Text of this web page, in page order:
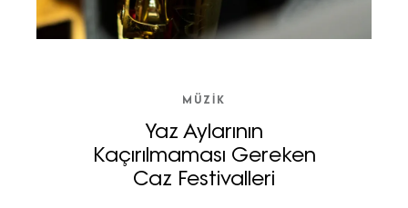
MÜZİK
Yaz Aylarının
Kaçırılmaması Gereken
Caz Festivalleri